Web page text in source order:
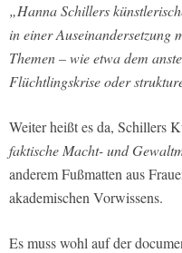
„Hanna Schillers
in einer Auseinandersetzung
Themen – wie etwa dem
Flüchtlingskrise oder
Weiter heißt es da, Schillers
faktische Macht- und
anderem Fußmatten aus
akademischen Vorwissens.
Es muss wohl auf der